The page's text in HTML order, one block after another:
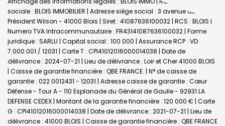
sociale : BLOIS IMMOBILIER | Adresse siège social : 3 avenue du
Président Wilson - 41000 Blois | Siret : 41087636100032 | RCS : BLOIS |
Numero TVA Intracommunautaire : FR43141087636100032 | Forme
juridique : SARLU | Capital social : 100 000 | Assurance RCP : VD
7.000.001 / 12031 | Carte T : CPI41012016000014038 | Date de
délivrance : 2024-07-21 | Lieu de délivrance : Loir et Cher 41000 BLOIS
| Caisse de garantie financière : QBE FRANCE. | N° de caisse de
garantie : 022 0012431 - 12031 | Adresse caisse de garantie : Cœur
Défense - Tour A - 110 Esplanade du Général de Gaulle - 92931 LA
DEFENSE CEDEX | Montant de la garantie financière : 120 000 € | Carte
G : CPI41012016000014038 | Date de délivrance : 2021-07-21 | Lieu de
délivrance : 41000 BLOIS | Caisse de garantie financière : QBE FRANCE